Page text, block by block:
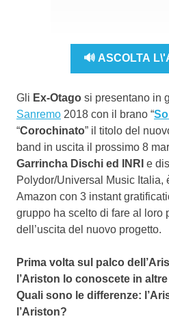
🔊 ASCOLTA
Gli Ex-Otago si presentano in
Sanremo 2018 con il brano “
“Corochinato” il titolo del
band in uscita il prossimo 8
Garrincha Dischi ed INRI e
Polydor/Universal Music Italia,
Amazon con 3 instant
gruppo ha scelto di fare al loro
dell’uscita del nuovo progetto.
Prima volta sul palco
l’Ariston lo conoscete in
Quali sono le differenze:
l’Ariston?